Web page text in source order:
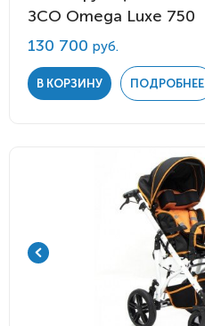
ЗСО Omega Luxe 750
130 700 руб.
В КОРЗИНУ ПОДРОБНЕЕ